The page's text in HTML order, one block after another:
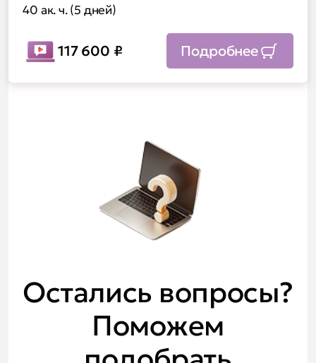
40 ак. ч. (5 дней)
117 600 ₽ Подробнее
Остались вопросы?
Поможем